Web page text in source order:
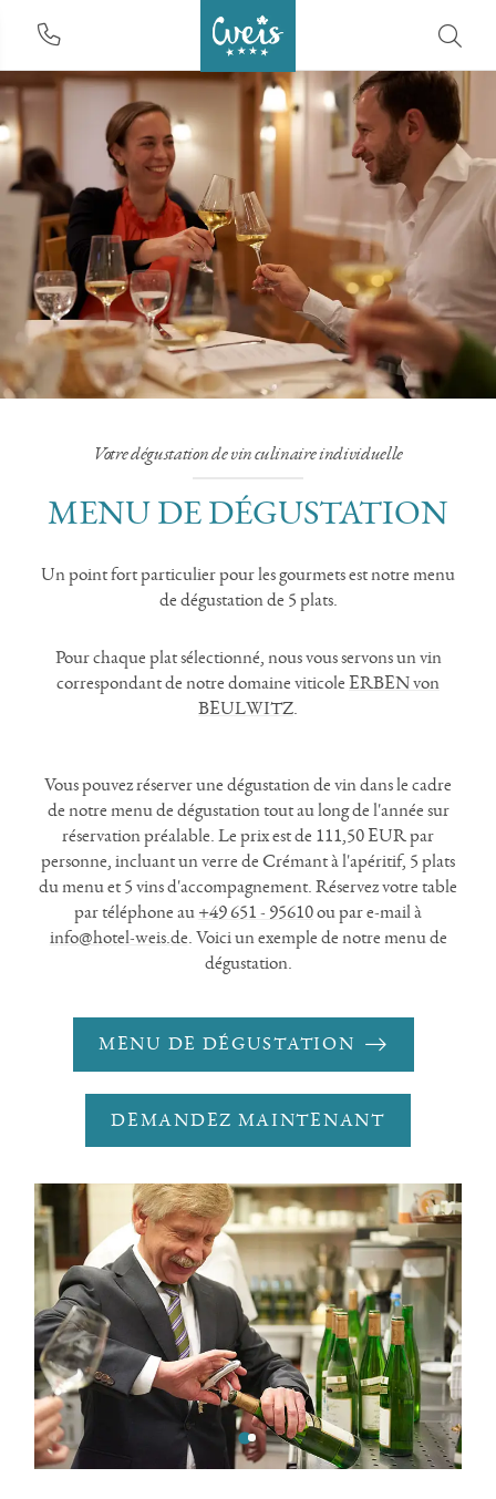
MENU DE DÉGUSTATION
Votre dégustation de vin culinaire individuelle
Un point fort particulier pour les gourmets est notre menu
de dégustation de 5 plats.
Pour chaque plat sélectionné, nous vous servons un vin
correspondant de notre domaine viticole ERBEN von
BEULWITZ
Vous pouvez réserver une dégustation de vin dans le cadre
de notre menu de dégustation tout au long de l'année sur
réservation préalable. Le prix est de 111,50 EUR par
personne, incluant un verre de Crémant à l'apéritif, 5 plats
du menu et 5 vins d'accompagnement. Réservez votre table
par téléphone au +49 651 - 95610ou par e-mail à
info@hotel-weis.de . Voici un exemple de notre menu de
dégustation.
MENU DE DÉGUSTATION
DEMANDEZ MAINTENANT